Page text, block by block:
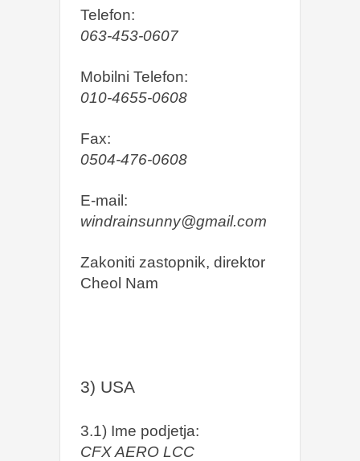
Telefon:
063-453-0607
Mobilni Telefon:
010-4655-0608
Fax:
0504-476-0608
E-mail:
windrainsunny@gmail.com
Zakoniti zastopnik, direktor
Cheol Nam
3) USA
3.1) Ime podjetja:
CFX AERO LCC